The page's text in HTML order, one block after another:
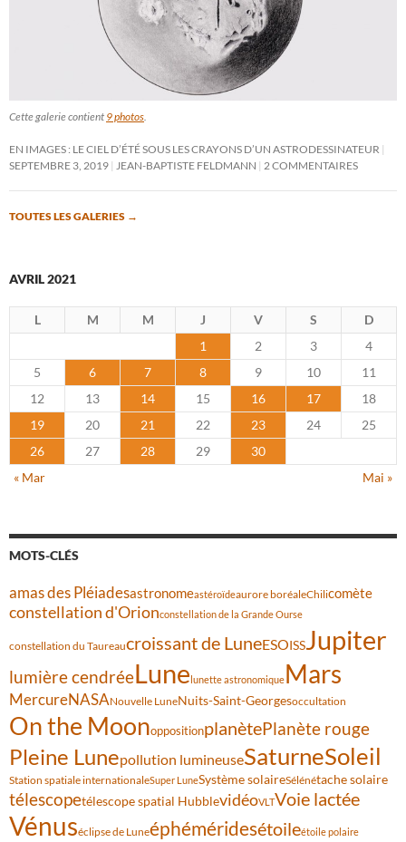
Cette galerie contient 9 photos
EN IMAGES : LE CIEL D’ÉTÉ SOUS LES CRAYONS D’UN ASTRODESSINATEUR
SEPTEMBRE 3, 2019
JEAN-BAPTISTE FELDMANN 2 COMMENTAIRES
TOUTES LES GALERIES →
AVRIL 2021
L M M J V S
D
1
2 3
4
5
6 7 8 9 10
11
12
13 14 15 16 17
18
19
20 21 22 23 24
25
26
27 28 29
30
« Mar
Mai »
MOTS-CLÉS
amas des Pléiadesastronomeastéroïdeaurore boréaleChilicomète
constellation d'Orionconstellation de la Grande Ourse
constellation du Taureaucroissant de LuneESOISSJupiter
lumière cendréeLunelunette astronomiqueMars
MercureNASANouvelle LuneNuits-Saint-Georgesoccultation
On the MoonoppositionplanètePlanète rouge
Pleine Lunepollution lumineuseSaturneSoleil
Station spatiale internationaleSuper LuneSystème solaireSélénétache solaire
télescopetélescope spatial HubblevidéoVLTVoie lactée
Vénuséclipse de Luneéphéméridesétoileétoile polaire